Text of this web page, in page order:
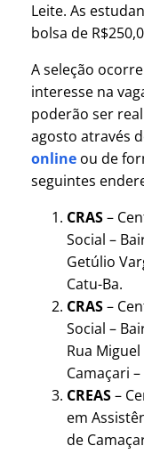
Leite. As
bolsa de
A seleção
interesse na
poderão ser
agosto através
online ou de
seguintes
CRAS–
Social –
Getúlio
Catu-Ba.
CRAS–
Social –
Rua
Camaçari –
CREAS–
em
de